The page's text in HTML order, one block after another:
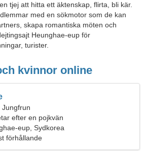
tjej att hitta ett äktenskap, flirta, bli kär.
med en sökmotor som de kan
skapa romantiska möten och
Heunghae-eup för
turister.
kvinnor online
Jungfrun
efter en pojkvän
eup, Sydkorea
förhållande